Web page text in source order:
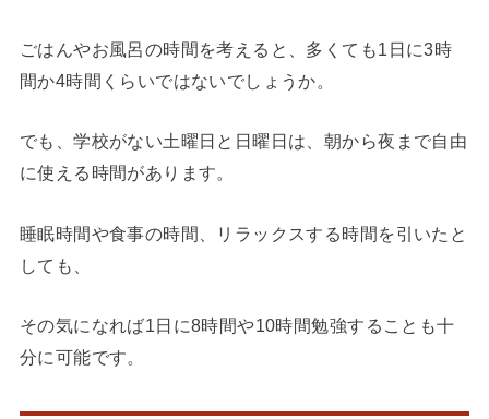
ごはんやお風呂の時間を考えると、多くても1日に3時
間か4時間くらいではないでしょうか。
でも、学校がない土曜日と日曜日は、朝から夜まで自由
に使える時間があります。
睡眠時間や食事の時間、リラックスする時間を引いたと
しても、
その気になれば1日に8時間や10時間勉強することも十
分に可能です。